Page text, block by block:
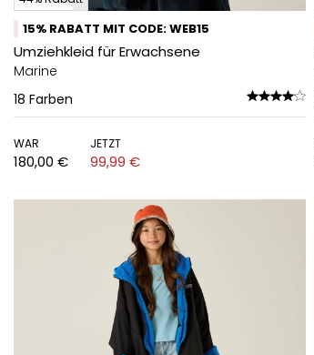
15% RABATT MIT CODE: WEB15
Umziehkleid für Erwachsene
Marine
18 Farben
WAR
180,00 €
JETZT
99,99 €